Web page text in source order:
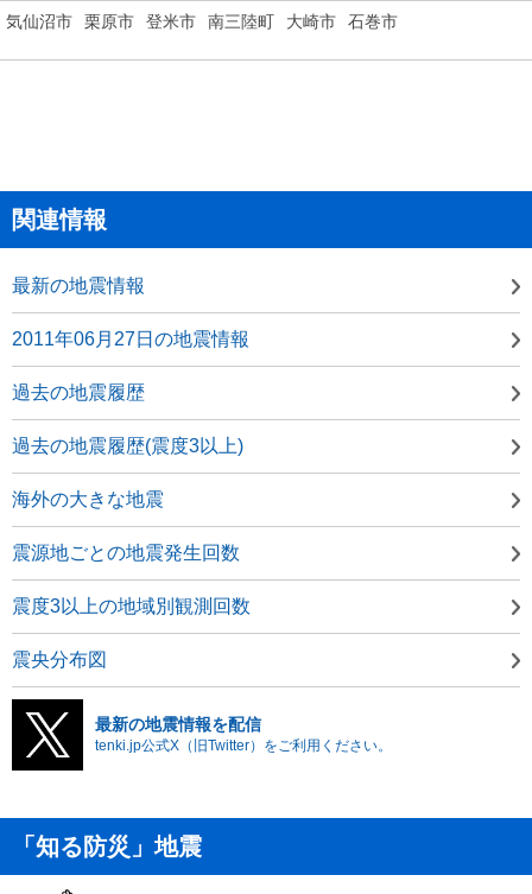
気仙沼市 栗原市 登米市 南三陸町 大崎市 石巻市
関連情報
最新の地震情報
2011年06月27日の地震情報
過去の地震履歴
過去の地震履歴(震度3以上)
海外の大きな地震
震源地ごとの地震発生回数
震度3以上の地域別観測回数
震央分布図
最新の地震情報を配信
tenki.jp公式X（旧Twitter）をご利用ください。
「知る防災」地震